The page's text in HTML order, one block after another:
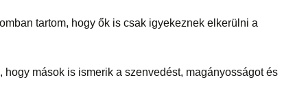
hogy ők is csak igyekeznek elkerülni a
hogy mások is ismerik a szenvedést, magányosságot és